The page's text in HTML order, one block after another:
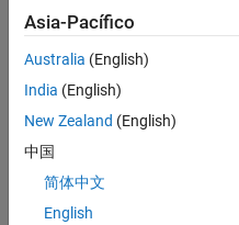
todos
empleos
en su
zona.
Product Strategy Lead
Asia-Pacífico
Australia (English)
India (English)
New Zealand (English)
中国
简体中文
English